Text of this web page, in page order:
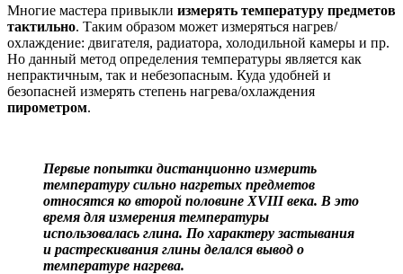
Многие мастера привыкли измерять температуру предметов
тактильно. Таким образом может измеряться нагрев/
охлаждение: двигателя, радиатора, холодильной камеры и пр.
Но данный метод определения температуры является как
непрактичным, так и небезопасным. Куда удобней и
безопасней измерять степень нагрева/охлаждения
пирометром.
Первые попытки дистанционно измерить
температуру сильно нагретых предметов
относятся ко второй половине XVIII века. В это
время для измерения температуры
использовалась глина. По характеру застывания
и растрескивания глины делался вывод о
температуре нагрева.